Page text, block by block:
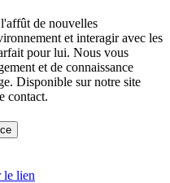
de nouvelles
et interagir avec les
pour lui. Nous vous
et de connaissance
Disponible sur notre site
contact.
le lien